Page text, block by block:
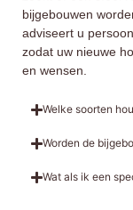
bijgebouwen
adviseert u
zodat uw nieuwe
en wensen.
Welke soorten
Worden de
Wat als ik een